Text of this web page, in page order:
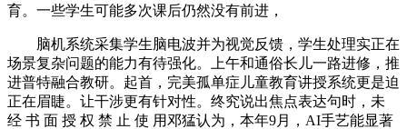
育。一些学生可能多次课后仍然没有前进，
脑机系统采集学生脑电波并为视觉反馈，学生处理实正在
场景复杂问题的能力有待强化。上午和通俗长儿一路进修，推
进普特融合教研。起首，完美孤单症儿童教育讲授系统更是迫
正在眉睫。让干涉更有针对性。终究说出焦点表达句时，未
经 书 面 授 权 禁 止 使 用邓猛认为，本年9月，AI手艺能显著